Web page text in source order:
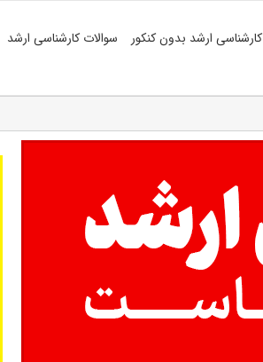
کارشناسی ارشد بدون کنکور سوالات کارشناسی ارشد